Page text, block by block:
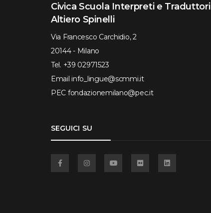
Civica Scuola Interpreti e Traduttori
Altiero Spinelli
Via Francesco Carchidio, 2
20144 - Milano
Tel. +39 02971523
Email info_lingue@scmmi.it
PEC fondazionemilano@pec.it
SEGUICI SU